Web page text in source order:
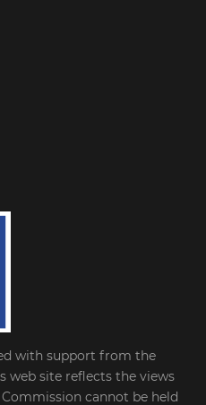
with support from the
web site reflects the views
cannot be held